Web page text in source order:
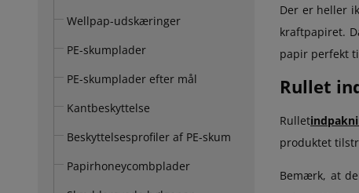
Wellpap-udskæringer
PE-skumplader
PE-skumplader efter mål
Kantbeskyttelse
Beskyttelsesprofiler af PE-skum
Papirhoneycombplader
Der er heller
kraftpapiret.
papir perfekt
Rullet
Rullet
produktet
Bemærk, at